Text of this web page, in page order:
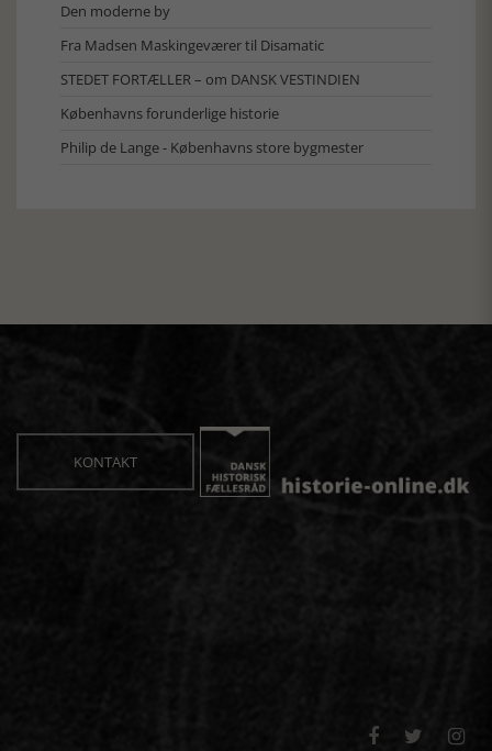
Den moderne by
Fra Madsen Maskingeværer til Disamatic
STEDET FORTÆLLER – om DANSK VESTINDIEN
Københavns forunderlige historie
Philip de Lange - Københavns store bygmester
KONTAKT
  